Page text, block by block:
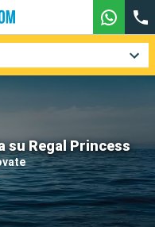
su Regal Princess
Compagnie